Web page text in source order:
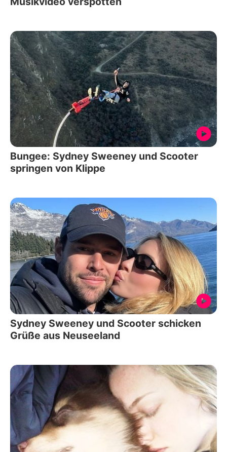
Bungee: Sydney Sweeney und Scooter
springen von Klippe
Sydney Sweeney und Scooter schicken
Grüße aus Neuseeland